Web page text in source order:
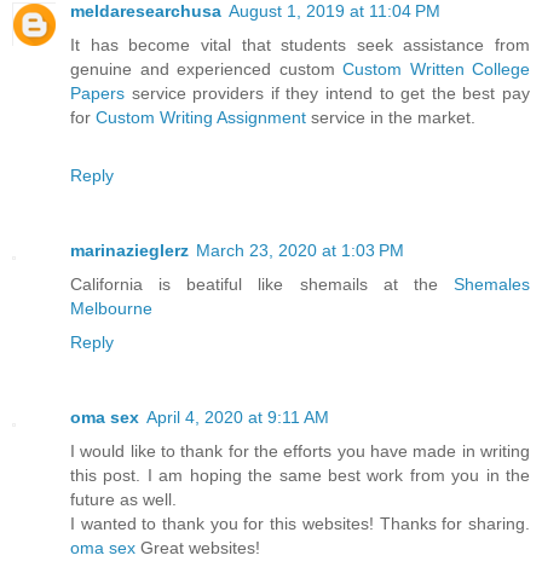
meldaresearchusa August 1, 2019 at 11:04 PM
It has become vital that students seek assistance from
genuine and experienced custom Custom Written College
Papers service providers if they intend to get the best pay
for Custom Writing Assignment service in the market.
Reply
marinazieglerz March 23, 2020 at 1:03 PM
California is beatiful like shemails at the Shemales
Melbourne
Reply
oma sex April 4, 2020 at 9:11 AM
I would like to thank for the efforts you have made in writing
this post. I am hoping the same best work from you in the
future as well.
I wanted to thank you for this websites! Thanks for sharing.
oma sex Great websites!